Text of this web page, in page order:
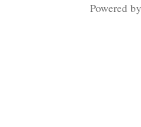
Powered